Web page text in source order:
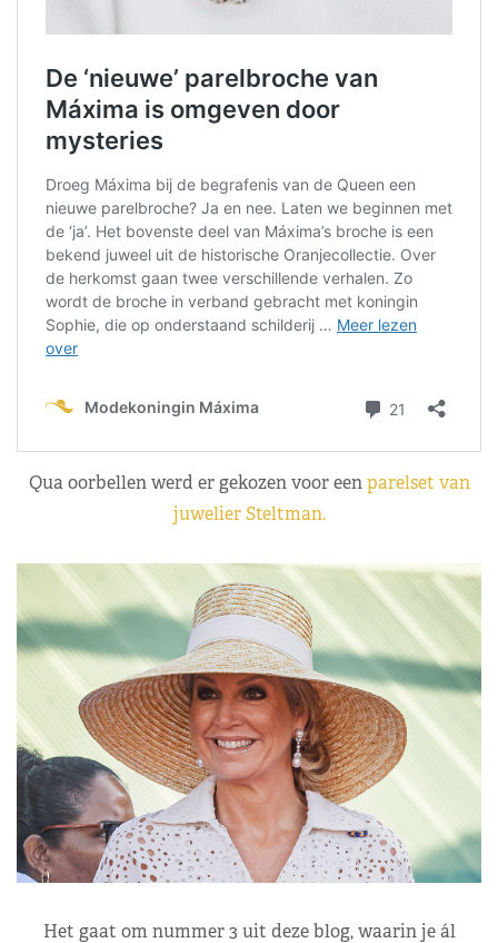
Qua oorbellen werd er gekozen voor eenparelset van
juwelier Steltman.
Het gaat om nummer 3 uit deze blog, waarin je ál